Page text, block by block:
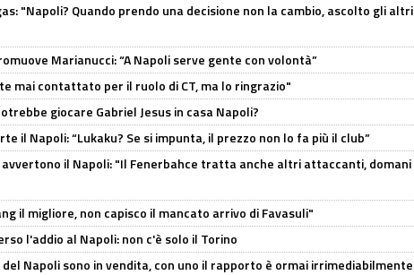
"Napoli? Quando prendo una decisione non la cambio, ascolto gli altri
Marianucci: “A Napoli serve gente con volontà”
mai contattato per il ruolo di CT, ma lo ringrazio"
giocare Gabriel Jesus in casa Napoli?
il Napoli: “Lukaku? Se si impunta, il prezzo non lo fa più il club”
avvertono il Napoli: "Il Fenerbahce tratta anche altri attaccanti, domani
il migliore, non capisco il mancato arrivo di Favasuli"
l'addio al Napoli: non c'è solo il Torino
Napoli sono in vendita, con uno il rapporto è ormai irrimediabilmente